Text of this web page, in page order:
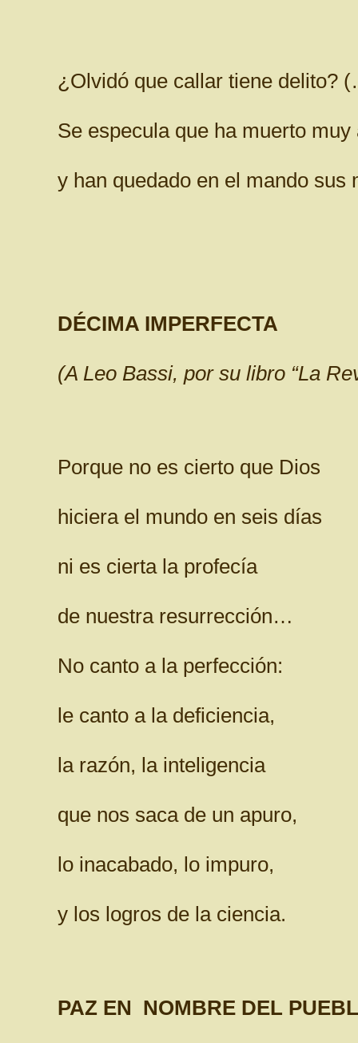
¿Olvidó que callar tiene delito?
Se especula que ha muerto muy
y han quedado en el mando sus
DÉCIMA IMPERFECTA
(A Leo Bassi, por su libro “La
Porque no es cierto que Dios
hiciera el mundo en seis días
ni es cierta la profecía
de nuestra resurrección…
No canto a la perfección:
le canto a la deficiencia,
la razón, la inteligencia
que nos saca de un apuro,
lo inacabado, lo impuro,
y los logros de la ciencia.
PAZ EN NOMBRE DEL